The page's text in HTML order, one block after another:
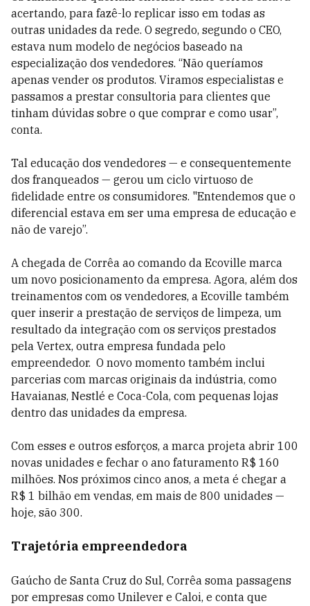
acertando, para fazê-lo replicar isso em todas as
outras unidades da rede. O segredo, segundo o CEO,
estava num modelo de negócios baseado na
especialização dos vendedores. “Não queríamos
apenas vender os produtos. Viramos especialistas e
passamos a prestar consultoria para clientes que
tinham dúvidas sobre o que comprar e como usar”,
conta.
Tal educação dos vendedores — e consequentemente
dos franqueados — gerou um ciclo virtuoso de
fidelidade entre os consumidores. "Entendemos que o
diferencial estava em ser uma empresa de educação e
não de varejo”.
A chegada de Corrêa ao comando da Ecoville marca
um novo posicionamento da empresa. Agora, além dos
treinamentos com os vendedores, a Ecoville também
quer inserir a prestação de serviços de limpeza, um
resultado da integração com os serviços prestados
pela Vertex, outra empresa fundada pelo
empreendedor. O novo momento também inclui
parcerias com marcas originais da indústria, como
Havaianas, Nestlé e Coca-Cola, com pequenas lojas
dentro das unidades da empresa.
Com esses e outros esforços, a marca projeta abrir 100
novas unidades e fechar o ano faturamento R$ 160
milhões. Nos próximos cinco anos, a meta é chegar a
R$ 1 bilhão em vendas, em mais de 800 unidades —
hoje, são 300.
Trajetória empreendedora
Gaúcho de Santa Cruz do Sul, Corrêa soma passagens
por empresas como Unilever e Caloi, e conta que